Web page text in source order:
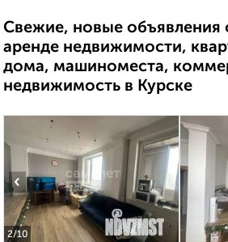
Свежие, новые объявления
аренде недвижимости,
дома, машиноместа,
недвижимость в Курске
2/10
‹